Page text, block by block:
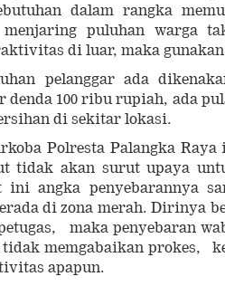
dalam rangka
menjaring puluhan warga
di luar, maka gunakan
pelanggar ada
denda 100 ribu rupiah, ada
di sekitar lokasi.
Polresta Palangka
tidak akan surut upaya
ini angka penyebarannya
di zona merah. Dirinya
maka penyebaran
memgabaikan prokes,
apapun.